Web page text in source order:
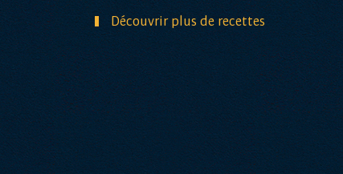
Découvrir plus de recettes